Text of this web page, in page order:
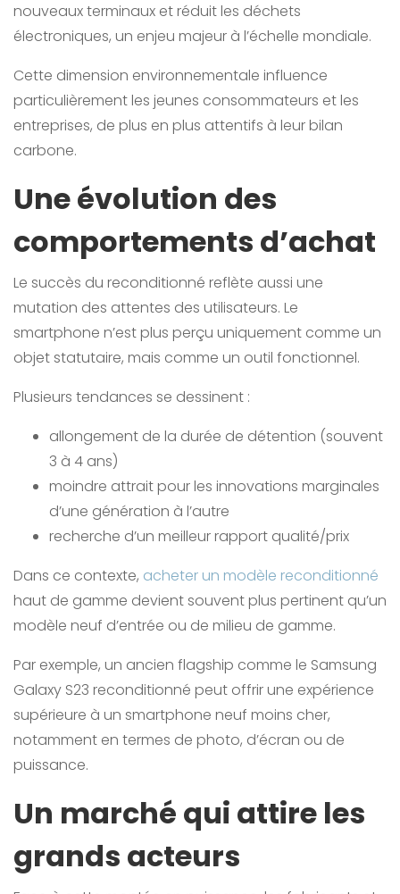
nouveaux terminaux et réduit les déchets
électroniques, un enjeu majeur à l’échelle mondiale.
Cette dimension environnementale influence
particulièrement les jeunes consommateurs et les
entreprises, de plus en plus attentifs à leur bilan
carbone.
Une évolution des
comportements d’achat
Le succès du reconditionné reflète aussi une
mutation des attentes des utilisateurs. Le
smartphone n’est plus perçu uniquement comme un
objet statutaire, mais comme un outil fonctionnel.
Plusieurs tendances se dessinent :
allongement de la durée de détention (souvent
3 à 4 ans)
moindre attrait pour les innovations marginales
d’une génération à l’autre
recherche d’un meilleur rapport qualité/prix
Dans ce contexte, acheter un modèle reconditionné
haut de gamme devient souvent plus pertinent qu’un
modèle neuf d’entrée ou de milieu de gamme.
Par exemple, un ancien flagship comme le Samsung
Galaxy S23 reconditionné peut offrir une expérience
supérieure à un smartphone neuf moins cher,
notamment en termes de photo, d’écran ou de
puissance.
Un marché qui attire les
grands acteurs